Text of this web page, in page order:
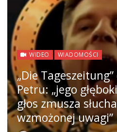
WIDEO WIADOMOŚCI
„Die
Petru: „jego
głos zmusza
wzmożonej uwagi”